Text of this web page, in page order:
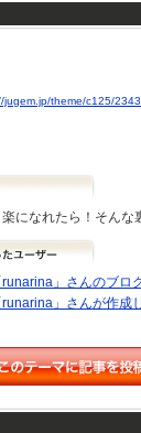
jugem.jp/theme/c125/
になれたら！そんな
runarina」さんのブロ
runarina」さんが作成